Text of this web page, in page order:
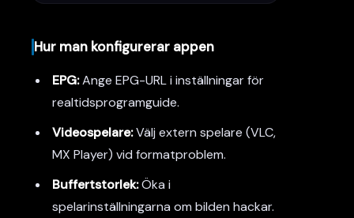
Hur man konfigurerar appen
EPG:Ange EPG-URL i inställningar för
realtidsprogramguide.
Videospelare:Välj extern spelare (VLC,
MX Player) vid formatproblem.
Buffertstorlek:Öka i
spelarinställningarna om bilden hackar.